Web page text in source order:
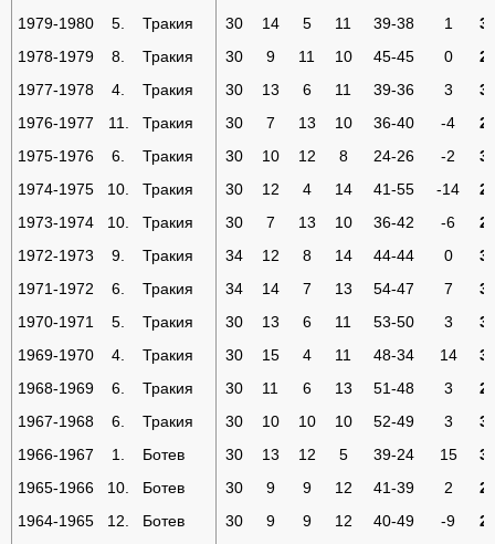
1979-1980
5. Тракия 30 14 5 11 39-38 1
1978-1979
8. Тракия 30 9 11 10 45-45 0
1977-1978
4. Тракия 30 13 6 11 39-36 3
1976-1977
11. Тракия 30 7 13 10 36-40 -4
1975-1976
6. Тракия 30 10 12 8 24-26 -2
1974-1975
10. Тракия 30 12 4 14 41-55 -14
1973-1974
10. Тракия 30 7 13 10 36-42 -6
1972-1973
9. Тракия 34 12 8 14 44-44 0
1971-1972
6. Тракия 34 14 7 13 54-47 7
1970-1971
5. Тракия 30 13 6 11 53-50 3
1969-1970
4. Тракия 30 15 4 11 48-34 14
1968-1969
6. Тракия 30 11 6 13 51-48 3
1967-1968
6. Тракия 30 10 10 10 52-49 3
1966-1967
1. Ботев 30 13 12 5 39-24 15
1965-1966
10. Ботев 30 9 9 12 41-39 2
1964-1965
12. Ботев 30 9 9 12 40-49 -9